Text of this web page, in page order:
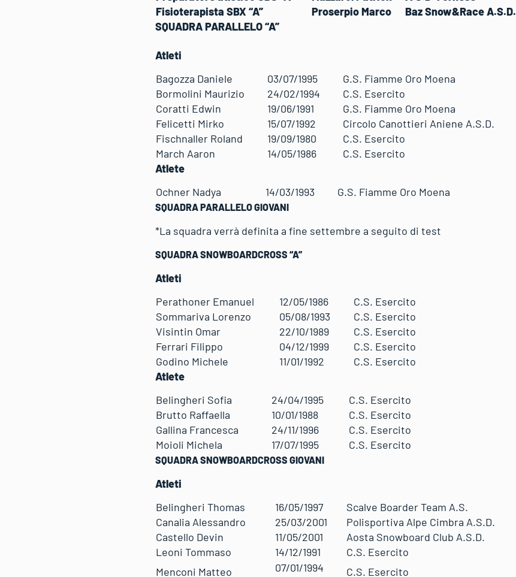
Fisioterapista SBX “A”
Proserpio Marco
Baz Snow&Race A.S.D.
SQUADRA PARALLELO “A”
Atleti
Bagozza Daniele
03/07/1995
G.S. Fiamme Oro Moena
Bormolini Maurizio
24/02/1994
C.S. Esercito
Coratti Edwin
19/06/1991
G.S. Fiamme Oro Moena
Felicetti Mirko
15/07/1992
Circolo Canottieri Aniene A.S.D.
Fischnaller Roland
19/09/1980
C.S. Esercito
March Aaron
14/05/1986
C.S. Esercito
Atlete
Ochner Nadya
14/03/1993 G.S. Fiamme Oro Moena
SQUADRA PARALLELO GIOVANI
*La squadra verrà definita a fine settembre a seguito di test
SQUADRA SNOWBOARDCROSS “A”
Atleti
Perathoner Emanuel
12/05/1986
C.S. Esercito
Sommariva Lorenzo
05/08/1993
C.S. Esercito
Visintin Omar
22/10/1989
C.S. Esercito
Ferrari Filippo
04/12/1999
C.S. Esercito
Godino Michele
11/01/1992
C.S. Esercito
Atlete
Belingheri Sofia
24/04/1995
C.S. Esercito
Brutto Raffaella
10/01/1988
C.S. Esercito
Gallina Francesca
24/11/1996
C.S. Esercito
Moioli Michela
17/07/1995 C.S. Esercito
SQUADRA SNOWBOARDCROSS GIOVANI
Atleti
Belingheri Thomas
16/05/1997
Scalve Boarder Team A.S.
Canalia Alessandro
25/03/2001
Polisportiva Alpe Cimbra A.S.D.
Castello Devin
11/05/2001
Aosta Snowboard Club A.S.D.
Leoni Tommaso
14/12/1991
C.S. Esercito
Menconi Matteo
07/01/1994
C.S. Esercito